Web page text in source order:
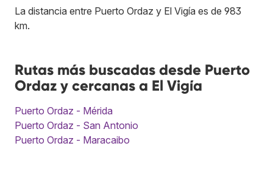
La distancia entre Puerto Ordaz y El Vigía es de 983
km.
Rutas más buscadas desde Puerto
Ordaz y cercanas a El Vigía
Puerto Ordaz - Mérida
Puerto Ordaz - San Antonio
Puerto Ordaz - Maracaibo